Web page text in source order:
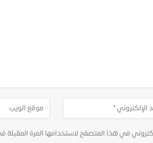
في هذا المتصفح لاستخدامها المرة